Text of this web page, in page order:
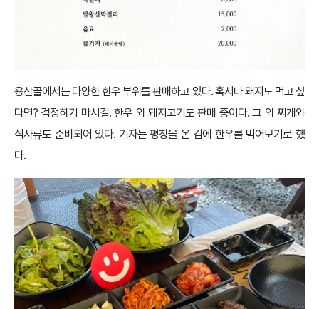
용산골에서는 다양한 한우 부위를 판매하고 있다. 혹시나 돼지도 먹고 싶
다면? 걱정하기 마시길. 한우 외 돼지고기도 판매 중이다. 그 외 찌개와
식사류도 준비되어 있다. 기자는 평창을 온 김에 한우를 먹어보기로 했
다.